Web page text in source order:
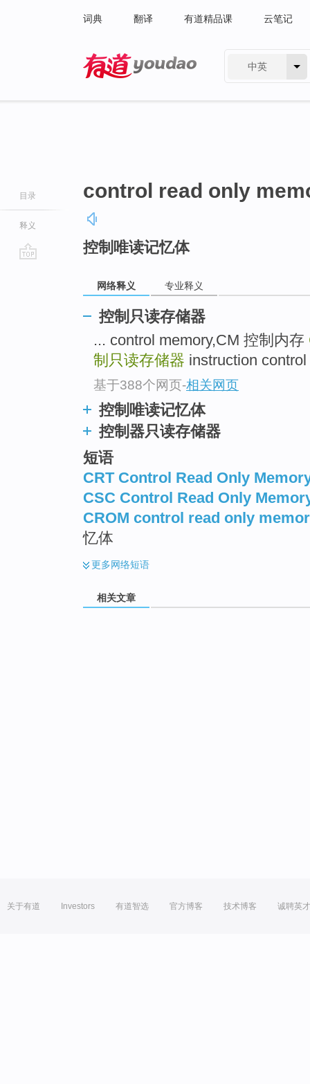
词典 翻译 有道精品课 云笔记
中英
目录
释义
control read only
控制唯读记忆体
网络释义 专业释义
控制只读存储器
... control memory,CM 控制内存
制只读存储器 instruction
基于388个网页-相关网页
控制唯读记忆体
控制器只读存储器
短语
CRT Control Read Only
CSC Control Read Only
CROM control read only
忆体
更多网络短语
相关文章
关于有道 Investors 有道智选 官方博客 技术博客 诚聘英才